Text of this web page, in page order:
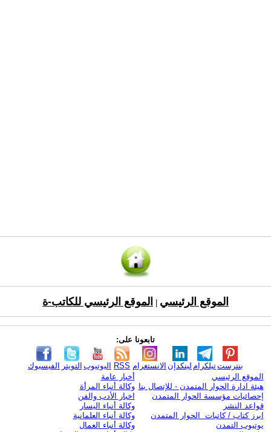
الموقع الرئيسي الموقع الرئيسي للكاتب-ة
تابعونا على:
الفيسبوك التويتر اليوتيوب RSS الانستغرام لينكدإن تيلكرامبنترست
الموقع الرئيسي
هيئة ادارة الحوار المتمدن - للإتصال بنا
إحصائيات مؤسسة الحوار المتمدن
قواعد النشر
ابرز كتاب / كاتبات الحوار المتمدن
يوتيوب التمدن
أخبار عامة
وكالة أنباء المرأة
اخبار الأدب والفن
وكالة أنباء اليسار
وكالة أنباء العلمانية
وكالة أنباء العمال